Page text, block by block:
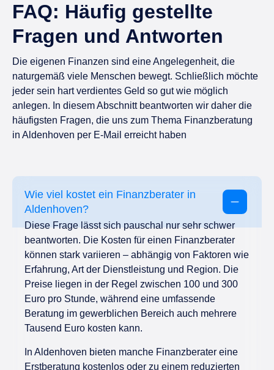
FAQ: Häufig gestellte
Fragen und Antworten
Die eigenen Finanzen sind eine Angelegenheit, die
naturgemäß viele Menschen bewegt. Schließlich möchte
jeder sein hart verdientes Geld so gut wie möglich
anlegen. In diesem Abschnitt beantworten wir daher die
häufigsten Fragen, die uns zum Thema Finanzberatung
in Aldenhoven per E-Mail erreicht haben
Wie viel kostet ein Finanzberater in
Aldenhoven?
Diese Frage lässt sich pauschal nur sehr schwer
beantworten. Die Kosten für einen Finanzberater
können stark variieren – abhängig von Faktoren wie
Erfahrung, Art der Dienstleistung und Region. Die
Preise liegen in der Regel zwischen 100 und 300
Euro pro Stunde, während eine umfassende
Beratung im gewerblichen Bereich auch mehrere
Tausend Euro kosten kann.
In Aldenhoven bieten manche Finanzberater eine
Erstberatung kostenlos oder zu einem reduzierten